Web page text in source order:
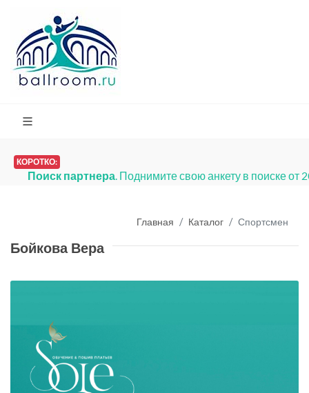
КОРОТКО:
Поиск партнера. Поднимите свою анкету в поиске от
Главная Каталог Спортсмен
Бойкова Вера